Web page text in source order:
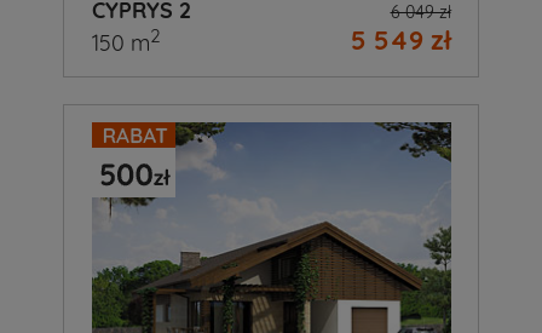
CYPRYS 2 6 049 zł
5 549 zł
150 m2